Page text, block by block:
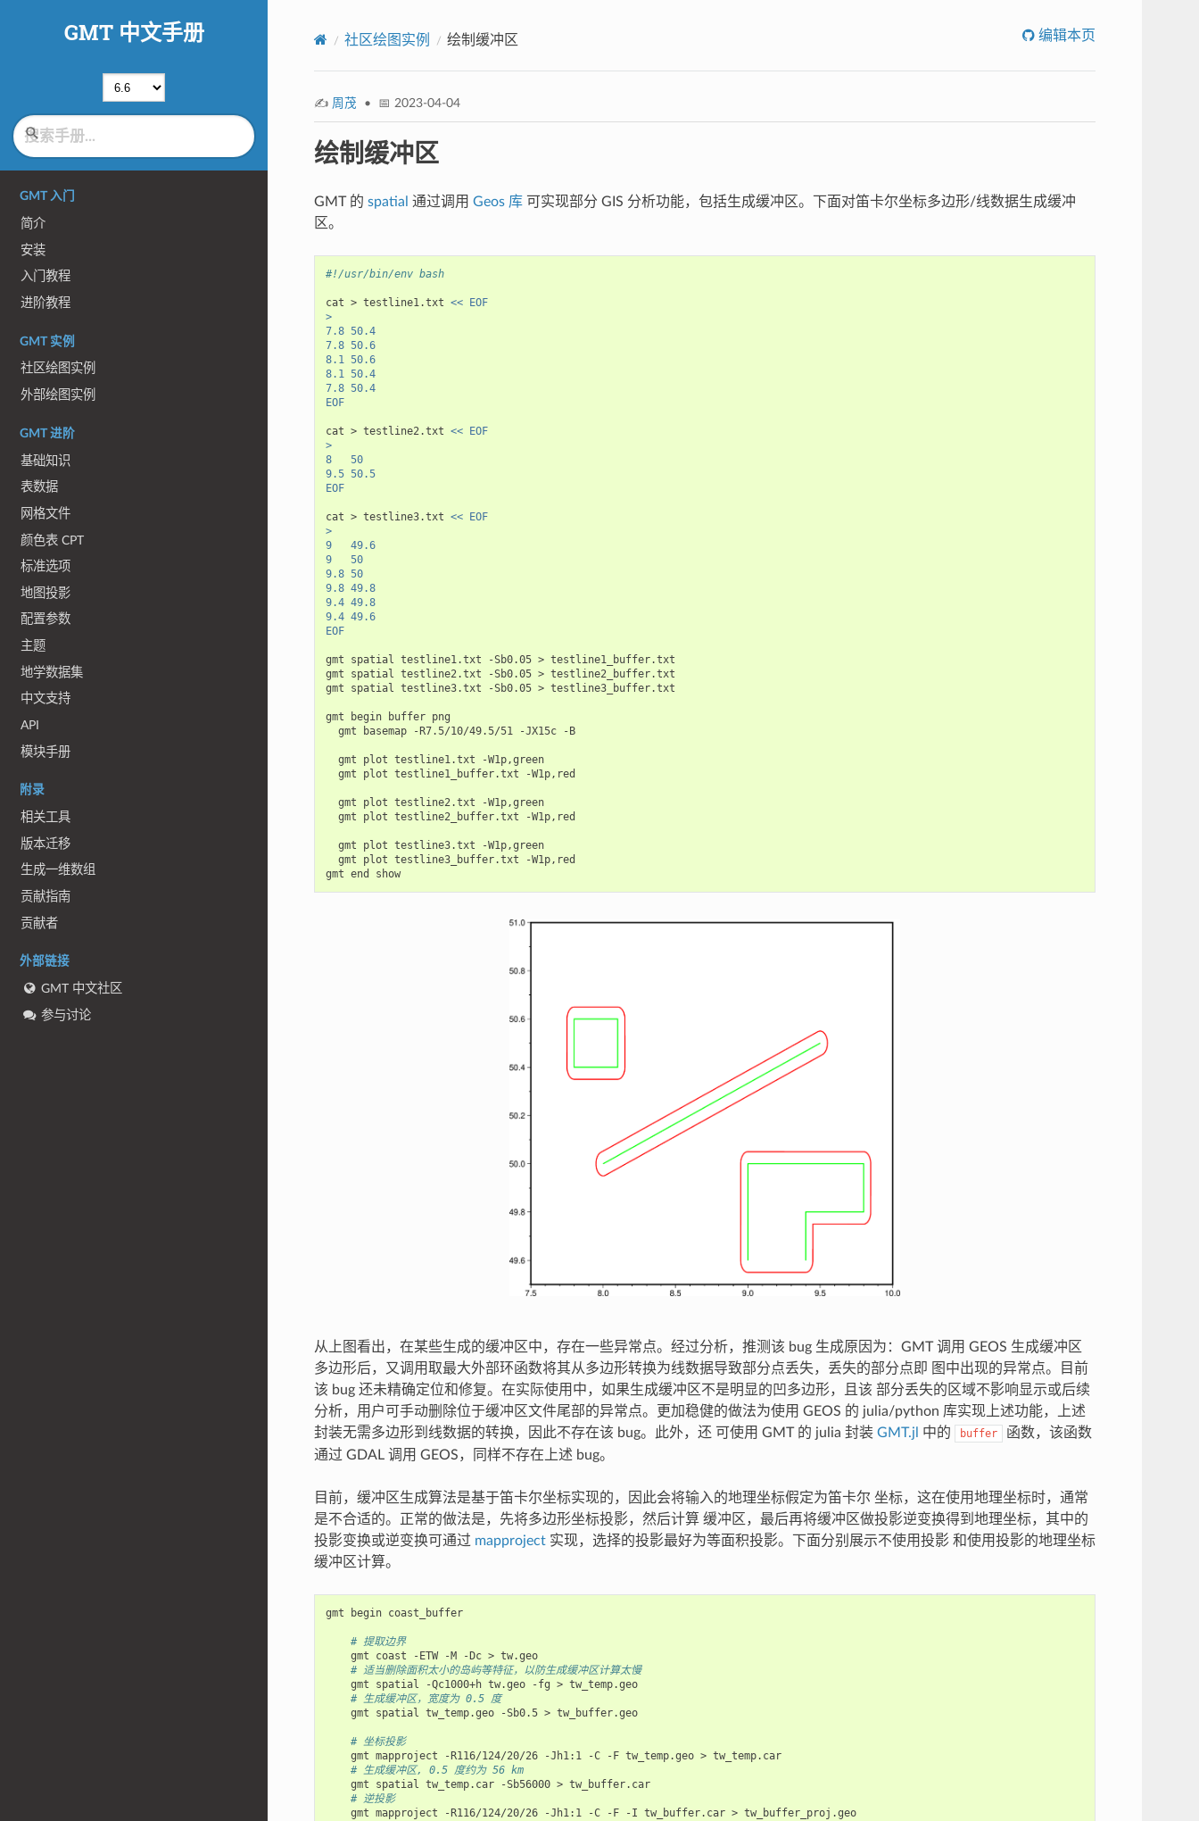
GMT 中文手册
GMT 入门
简介
安装
入门教程
进阶教程
GMT 实例
社区绘图实例
外部绘图实例
GMT 进阶
基础知识
表数据
网格文件
颜色表 CPT
标准选项
地图投影
配置参数
主题
地学数据集
中文支持
API
模块手册
附录
相关工具
版本迁移
生成一维数组
贡献指南
贡献者
外部链接
GMT 中文社区
参与讨论
社区绘图实例 绘制缓冲区 编辑本页
✍️ 周茂 • 📅 2023-04-04
绘制缓冲区
GMT 的 spatial 通过调用 Geos 库可实现部分 GIS 分析功能，包括生成缓冲区。下面对笛卡尔坐标多边形/线数据生成缓冲
区。
#!/usr/bin/env bash
cat > testline1.txt << EOF
>
7.8 50.4
7.8 50.6
8.1 50.6
8.1 50.4
7.8 50.4
EOF
cat > testline2.txt << EOF
>
8   50
9.5 50.5
EOF
cat > testline3.txt << EOF
>
9   49.6
9   50
9.8 50
9.8 49.8
9.4 49.8
9.4 49.6
EOF
gmt spatial testline1.txt -Sb0.05 > testline1_buffer.txt
gmt
spatial testline2.txt -Sb0.05 > testline2_buffer.txt
gmt
spatial testline3.txt -Sb0.05 > testline3_buffer.txt
gmt begin buffer
gmt
basemap -R7.5/10/49.5/51 -JX15c -B
gmt plot testline1.txt
-W1p,green
gmt
plot testline1_buffer.txt -W1p,red
gmt plot testline2.txt
-W1p,green
gmt
plot testline2_buffer.txt -W1p,red
gmt plot testline3.txt
-W1p,green
gmt
plot testline3_buffer.txt
-W1p,red
gmt end show
从上图看出，在某些生成的缓冲区中，存在一些异常点。经过分析，推测该 bug 生成原因为：GMT 调用 GEOS 生成缓冲区
多边形后，又调用取最大外部环函数将其从多边形转换为线数据导致部分点丢失，丢失的部分点即 图中出现的异常点。目前
该 bug 还未精确定位和修复。在实际使用中，如果生成缓冲区不是明显的凹多边形，且该 部分丢失的区域不影响显示或后续
分析，用户可手动删除位于缓冲区文件尾部的异常点。更加稳健的做法为使用 GEOS 的 julia/python 库实现上述功能，上述
封装无需多边形到线数据的转换，因此不存在该 bug。此外，还 可使用 GMT 的 julia 封装 GMT.jl 中的 buffer
函数，该函数
通过 GDAL 调用 GEOS，同样不存在上述 bug。
目前，缓冲区生成算法是基于笛卡尔坐标实现的，因此会将输入的地理坐标假定为笛卡尔 坐标，这在使用地理坐标时，通常
是不合适的。正常的做法是，先将多边形坐标投影，然后计算 缓冲区，最后再将缓冲区做投影逆变换得到地理坐标，其中的
投影变换或逆变换可通过 mapproject实现，选择的投影最好为等面积投影。下面分别展示不使用投影 和使用投影的地理坐标
缓冲区计算。
gmt begin coast_buffer
# 提取边界
gmt
coast -ETW -M -Dc >
tw.geo
# 适当删除面积太小的岛屿等特征，以防生成缓冲区计算太慢
gmt
spatial -Qc1000+h tw.geo -fg >
tw_temp.geo
# 生成缓冲区，宽度为 0.5 度
gmt
spatial tw_temp.geo -Sb0.5 > tw_buffer.geo
# 坐标投影
gmt mapproject -R116/124/20/26 -Jh1:1 -C -F tw_temp.geo >
tw_temp.car
# 生成缓冲区, 0.5 度约为 56 km
gmt
spatial tw_temp.car -Sb56000 >
tw_buffer.car
# 逆投影
gmt mapproject -R116/124/20/26 -Jh1:1 -C -F -I tw_buffer.car > tw_buffer_proj.geo